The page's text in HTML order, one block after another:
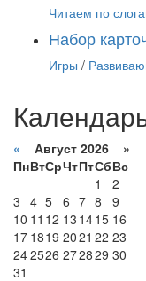
Читаем по
Набор
Игры /
« Август 2026 »
ПнВтСрЧтПтСбВс
1
2
3 4 5 6 7 8
9
10 11 12 13 1415 16
17 1819 2021 22 23
242526 272829 30
31